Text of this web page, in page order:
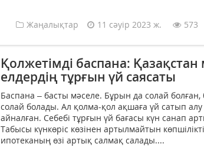
Жаңалықтар 11 сәуір 2023 ж. 573
Қолжетімді баспана:
елдердің тұрғын үй саясаты
Баспана – басты мәселе. Бұрын да солай болған,
солай болады. Ал қолма-қол ақшаға үй сатып алу
айналған. Себебі тұрғын үй бағасы күн санап
Табысы күнкөріс көзінен артылмайтын
ипотеканың өзі артық салмақ салады....